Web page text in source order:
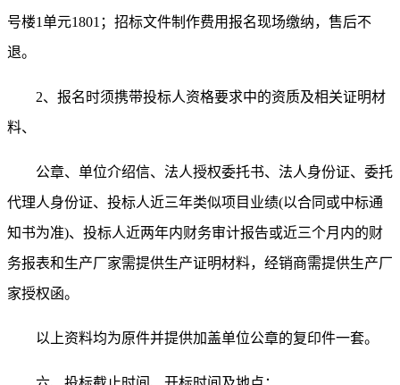
号楼1单元1801；招标文件制作费用报名现场缴纳，售后不
退。
2、报名时须携带投标人资格要求中的资质及相关证明材
料、
公章、单位介绍信、法人授权委托书、法人身份证、委托
代理人身份证、投标人近三年类似项目业绩(以合同或中标通
知书为准)、投标人近两年内财务审计报告或近三个月内的财
务报表和生产厂家需提供生产证明材料， 经销商需提供生产厂
家授权函。
以上资料均为原件并提供加盖单位公章的复印件一套。